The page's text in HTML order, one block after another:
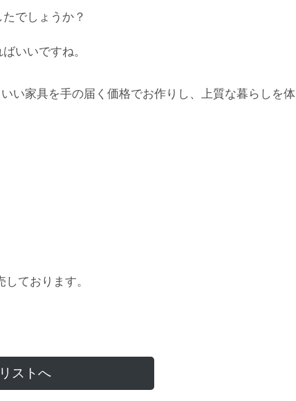
でしょうか？
いいですね。
い家具を手の届く価格でお作りし、上質な暮らしを体
ております。
ストへ